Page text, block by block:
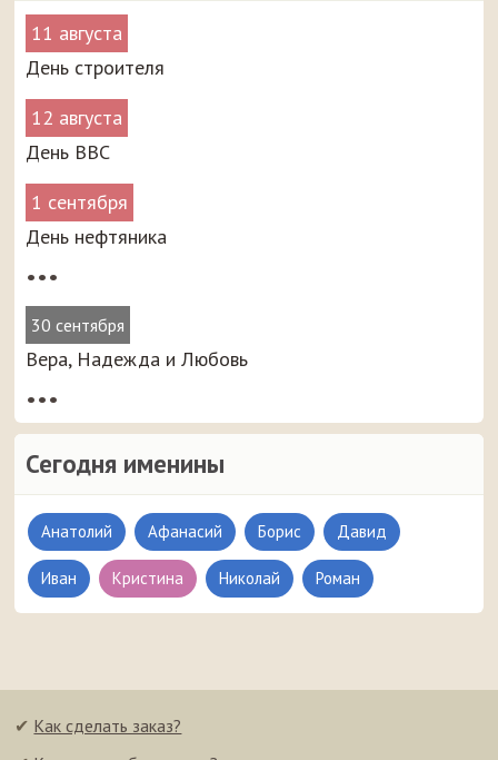
11 августа
День строителя
12 августа
День ВВС
1 сентября
День нефтяника
•••
30 сентября
Вера, Надежда и Любовь
•••
Сегодня именины
Анатолий Афанасий Борис Давид
Иван Кристина Николай Роман
✔ Как сделать заказ?